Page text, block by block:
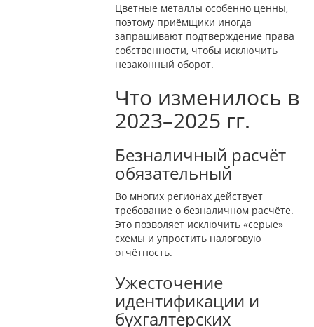
Цветные металлы особенно ценны,
поэтому приёмщики иногда
запрашивают подтверждение права
собственности, чтобы исключить
незаконный оборот.
Что изменилось в
2023–2025 гг.
Безналичный расчёт
обязательный
Во многих регионах действует
требование о безналичном расчёте.
Это позволяет исключить «серые»
схемы и упростить налоговую
отчётность.
Ужесточение
идентификации и
бухгалтерских